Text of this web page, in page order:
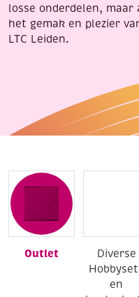
losse onderdelen,
het gemak en plezier
LTC Leiden.
Outlet
Diverse
en